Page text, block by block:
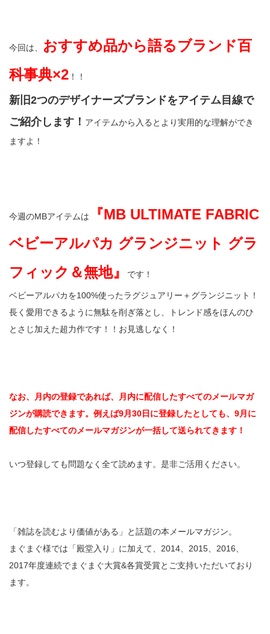
今回は、
おすすめ品から語るブランド百
科事典×2 ！！
新旧2つのデザイナーズブランドをアイテム目線で
ご紹介します！ アイテムから入るとより実用的な理解ができ
ますよ！
今週のMBアイテムは
『MB ULTIMATE FABRIC
ベビーアルパカ グランジニット グラ
フィック＆無地』
です！
ベビーアルパカを100%使ったラグジュアリー＋グランジニット！
長く愛用できるように無駄を削ぎ落とし、トレンド感をほんのひ
とさじ加えた超力作です！！お見逃しなく！
なお、月内の登録であれば、月内に配信したすべてのメールマガ
ジンが購読できます。例えば9月30日に登録したとしても、9月に
配信したすべてのメールマガジンが一括して送られてきます！
いつ登録しても問題なく全て読めます。是非ご活用ください。
「雑誌を読むより価値がある」と話題の本メールマガジン。
まぐまぐ様では「殿堂入り」に加えて、2014、2015、2016、
2017年度連続でまぐまぐ大賞&各賞受賞とご支持いただいており
ます。